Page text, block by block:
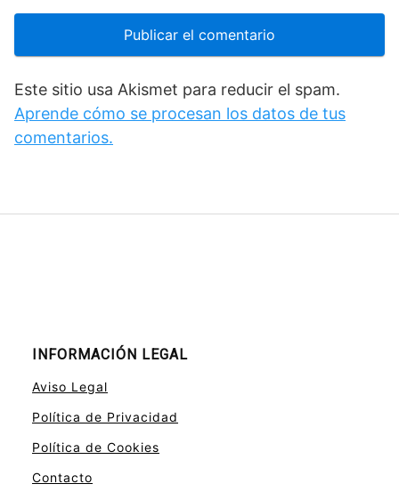
Este sitio usa Akismet para reducir el spam.
Aprende cómo se procesan los datos de tus
comentarios.
INFORMACIÓN LEGAL
Aviso Legal
Política de Privacidad
Política de Cookies
Contacto